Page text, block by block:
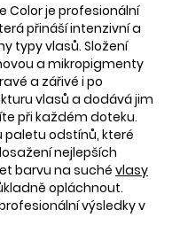
Color je profesionální
přináší intenzivní a
typy vlasů. Složení
a mikropigmenty
a zářivé i po
vlasů a dodává jim
při každém doteku.
paletu odstínů, které
nejlepších
barvu na suchévlasy
opláchnout.
výsledky v